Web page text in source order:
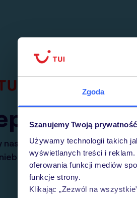
Zgoda
Szanujemy Twoją prywatność
Używamy technologii takich
wyświetlanych treści i
oferowania funkcji mediów
funkcje strony.
Klikając „Zezwól na
nasz serwis na krótkie wakacje.